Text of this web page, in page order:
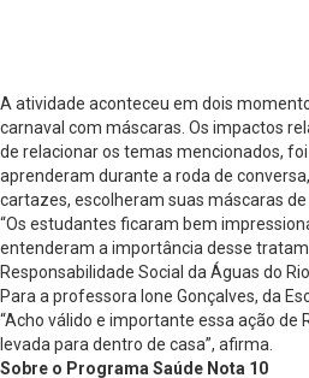
A atividade aconteceu em dois
carnaval com máscaras. Os impactos
de relacionar os temas mencionados,
aprenderam durante a roda de
cartazes, escolheram suas máscaras
“Os estudantes ficaram bem
entenderam a importância desse
Responsabilidade Social da Águas do Rio.
Para a professora Ione Gonçalves, da
“Acho válido e importante essa ação
levada para dentro de casa”, afirma.
Sobre o Programa Saúde Nota 10